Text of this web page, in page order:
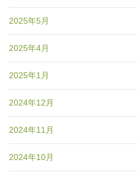
2025年5月
2025年4月
2025年1月
2024年12月
2024年11月
2024年10月